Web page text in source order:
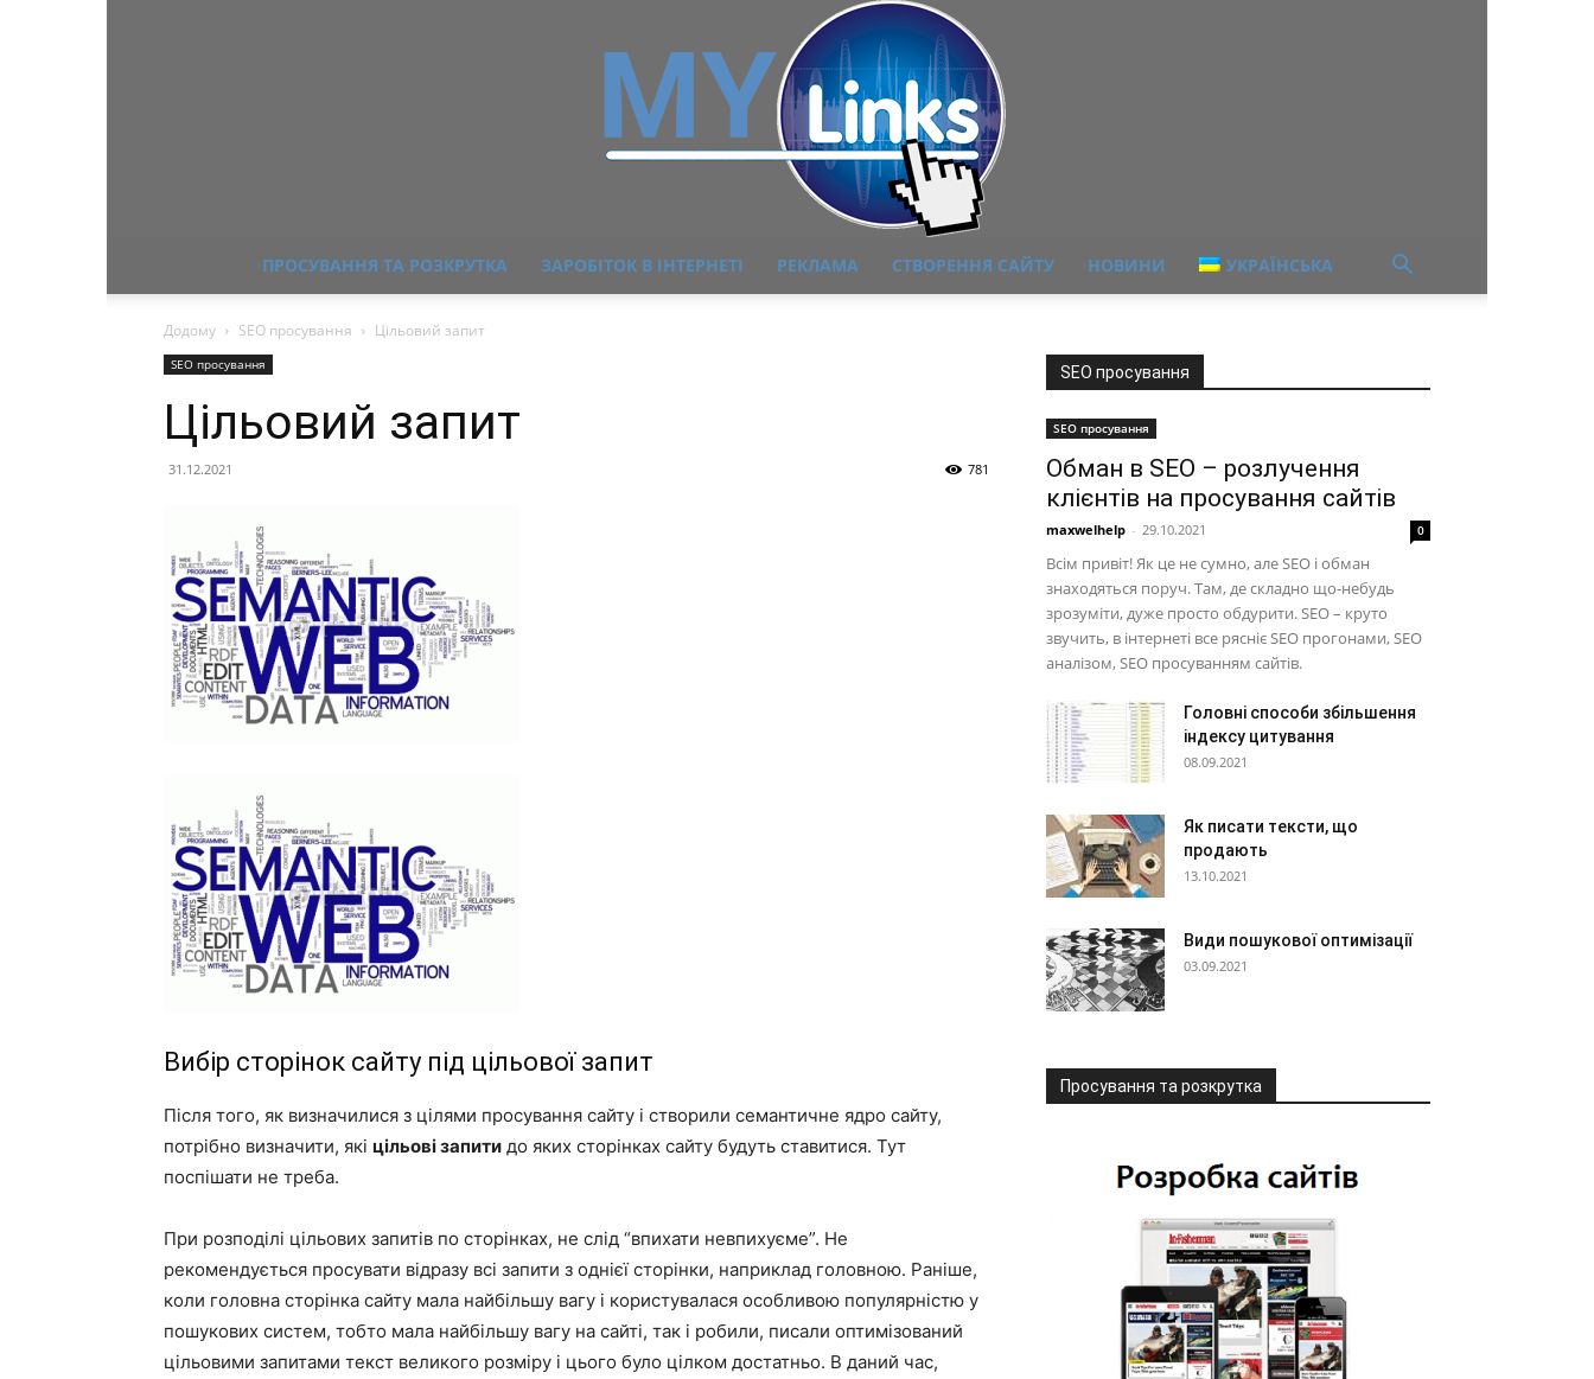
ПРОСУВАННЯ ТА РОЗКРУТКА ЗАРОБІТОК В ІНТЕРНЕТІ РЕКЛАМА СТВОРЕННЯ САЙТУ НОВИНИ УКРАЇНСЬКА
Додому SEO просування Цільовий запит
SEO просування
Цільовий запит
31.12.2021 781
Вибір сторінок сайту під цільової запит
Після того, як визначилися з цілями просування сайту і створили семантичне ядро сайту,
потрібно визначити, які цільові запити до яких сторінках сайту будуть ставитися. Тут
поспішати не треба.
При розподілі цільових запитів по сторінках, не слід “впихати невпихуєме”. Не
рекомендується просувати відразу всі запити з однієї сторінки, наприклад головною. Раніше,
коли головна сторінка сайту мала найбільшу вагу і користувалася особливою популярністю у
пошукових систем, тобто мала найбільшу вагу на сайті, так і робили, писали оптимізований
цільовими запитами текст великого розміру і цього було цілком достатньо. В даний час,
SEO просування
SEO просування
Обман в SEO – розлучення
клієнтів на просування сайтів
maxwelhelp - 29.10.2021 0
Всім привіт! Як це не сумно, але SEO і обман
знаходяться поруч. Там, де складно що-небудь
зрозуміти, дуже просто обдурити. SEO – круто
звучить, в інтернеті все рясніє SEO прогонами, SEO
аналізом, SEO просуванням сайтів.
Головні способи збільшення
індексу цитування
08.09.2021
Як писати тексти, що
продають
13.10.2021
Види пошукової оптимізації
03.09.2021
Просування та розкрутка